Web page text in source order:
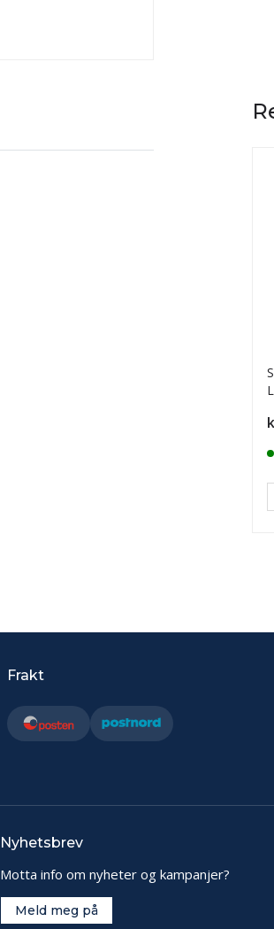
Frakt
Nyhetsbrev
Motta info om nyheter og kampanjer?
Meld meg på